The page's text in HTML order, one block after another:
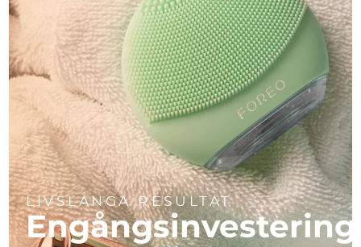
LIVSLÅNGA RESULTAT
Engångsinvestering